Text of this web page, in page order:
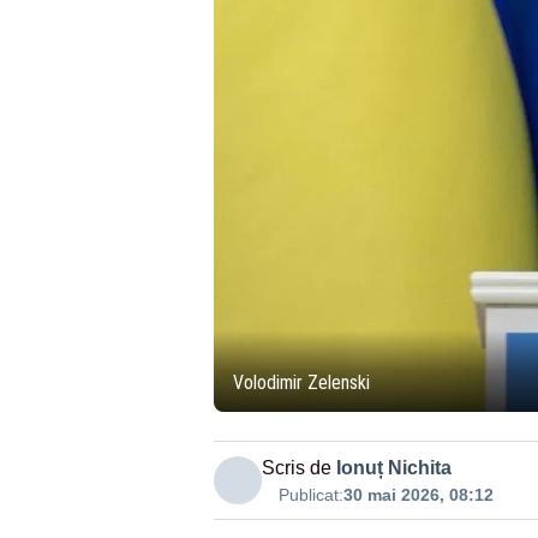
Volodimir Zelenski
Scris de Ionuț Nichita
Publicat:30 mai 2026, 08:12